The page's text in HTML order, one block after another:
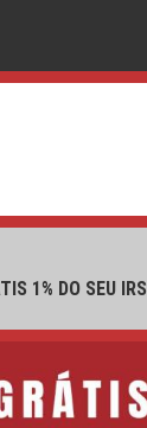
1% DO SEU IRS